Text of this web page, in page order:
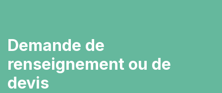
Demande de
renseignement ou de
devis